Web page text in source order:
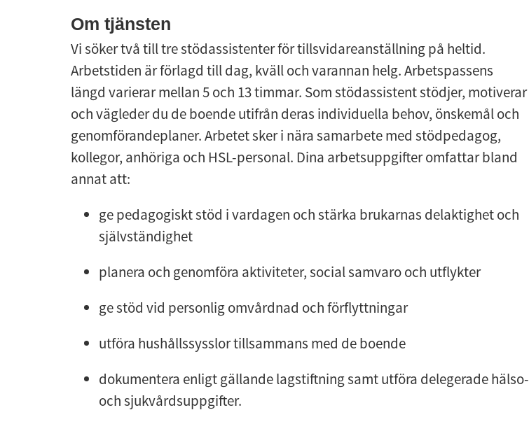
Om tjänsten
Vi söker två till tre stödassistenter för tillsvidareanställning på heltid.
Arbetstiden är förlagd till dag, kväll och varannan helg. Arbetspassens
längd varierar mellan 5 och 13 timmar. Som stödassistent stödjer, motiverar
och vägleder du de boende utifrån deras individuella behov, önskemål och
genomförandeplaner. Arbetet sker i nära samarbete med stödpedagog,
kollegor, anhöriga och HSL-personal. Dina arbetsuppgifter omfattar bland
annat att:
ge pedagogiskt stöd i vardagen och stärka brukarnas delaktighet och
självständighet
planera och genomföra aktiviteter, social samvaro och utflykter
ge stöd vid personlig omvårdnad och förflyttningar
utföra hushållssysslor tillsammans med de boende
dokumentera enligt gällande lagstiftning samt utföra delegerade hälso-
och sjukvårdsuppgifter.